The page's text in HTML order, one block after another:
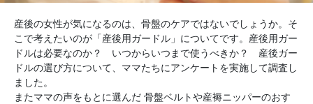
産後の女性が気になるのは、骨盤のケアではないでしょうか。そ
こで考えたいのが「産後用ガードル」についてです。産後用ガー
ドルは必要なのか？ いつからいつまで使うべきか？ 産後ガー
ドルの選び方について、ママたちにアンケートを実施して調査し
ました。
またママの声をもとに選んだ 骨盤ベルトや産褥ニッパーのおす